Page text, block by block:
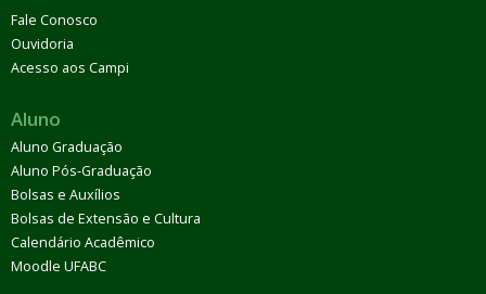
Fale Conosco
Ouvidoria
Acesso aos Campi
Aluno
Aluno Graduação
Aluno Pós-Graduação
Bolsas e Auxílios
Bolsas de Extensão e Cultura
Calendário Acadêmico
Moodle UFABC